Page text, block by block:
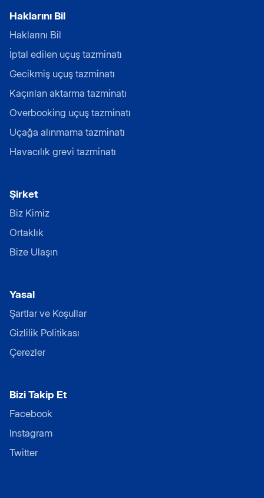
Haklarını Bil
Haklarını Bil
İptal edilen uçuş tazminatı
Gecikmiş uçuş tazminatı
Kaçırılan aktarma tazminatı
Overbooking uçuş tazminatı
Uçağa alınmama tazminatı
Havacılık grevi tazminatı
Şirket
Biz Kimiz
Ortaklık
Bize Ulaşın
Yasal
Şartlar ve Koşullar
Gizlilik Politikası
Çerezler
Bizi Takip Et
Facebook
Instagram
Twitter